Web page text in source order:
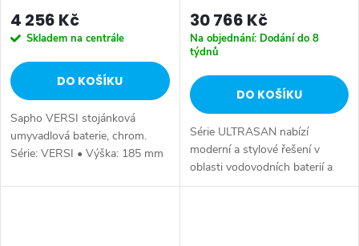
4 256 Kč
Skladem na centrále
DO KOŠÍKU
Sapho VERSI stojánková
umyvadlová baterie, chrom.
Série: VERSI • Výška: 185 mm
Mosaz • Tvar: Design •
30 766 Kč
Na objednání: Dodání do 8
týdnů
DO KOŠÍKU
Série ULTRASAN nabízí
moderní a stylové řešení v
oblasti vodovodních baterií a
sprchových systémů, které